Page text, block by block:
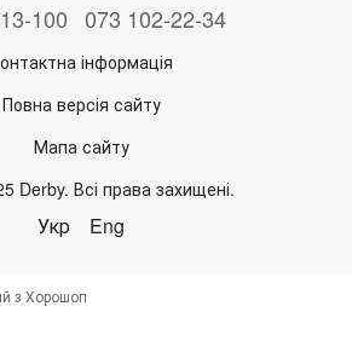
100 073 102-22-34
інформація
Повна версія сайту
Мапа сайту
Derby. Всі права захищені.
Укр Eng
з Хорошоп